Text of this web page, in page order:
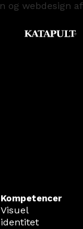
Kompetencer
Visuel
identitet